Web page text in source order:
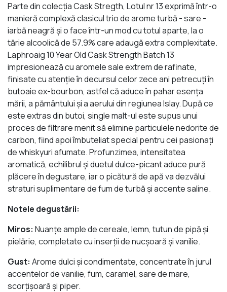
Parte din colecția Cask Stregth, Lotul nr 13 exprimă într-o
manieră complexă clasicul trio de arome turbă - sare -
iarbă neagră și o face într-un mod cu totul aparte, la o
tărie alcoolică de 57.9% care adaugă extra complexitate.
Laphroaig 10 Year Old Cask Strength Batch 13
impresionează cu aromele sale extrem de rafinate,
finisate cu atenție în decursul celor zece ani petrecuți în
butoaie ex-bourbon, astfel că aduce în pahar esența
mării, a pământului și a aerului din regiunea Islay. După ce
este extras din butoi, single malt-ul este supus unui
proces de filtrare menit să elimine particulele nedorite de
carbon, fiind apoi îmbuteliat special pentru cei pasionați
de whiskyuri afumate. Profunzimea, intensitatea
aromatică, echilibrul și duetul dulce-picant aduce pură
plăcere în degustare, iar o picătură de apă va dezvălui
straturi suplimentare de fum de turbă și accente saline.
Notele degustării:
Miros: Nuanțe ample de cereale, lemn, tutun de pipă și
pielărie, completate cu inserții de nucșoară și vanilie.
Gust: Arome dulci și condimentate, concentrate în jurul
accentelor de vanilie, fum, caramel, sare de mare,
scorțișoară și piper.